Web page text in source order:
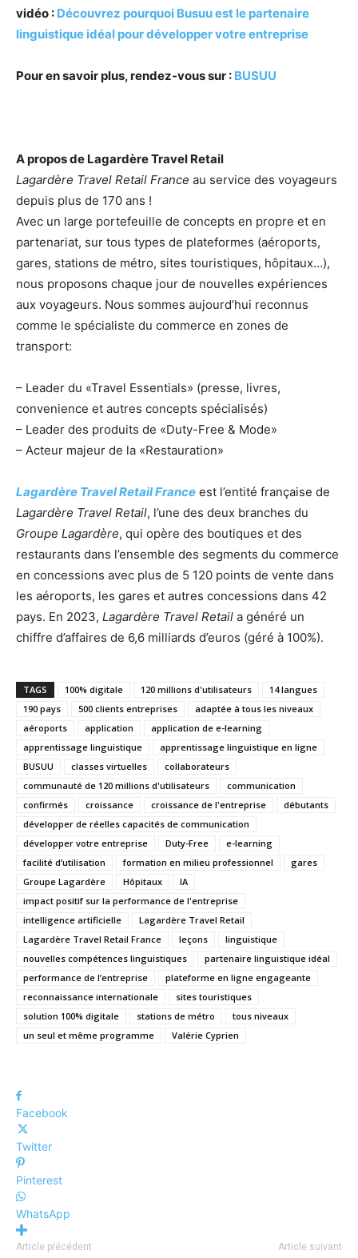
vidéo : Découvrez pourquoi Busuu est le partenaire
linguistique idéal pour développer votre entreprise
Pour en savoir plus, rendez-vous sur : BUSUU
A propos de Lagardère Travel Retail
Lagardère Travel Retail France au service des voyageurs
depuis plus de 170 ans !
Avec un large portefeuille de concepts en propre et en
partenariat, sur tous types de plateformes (aéroports,
gares, stations de métro, sites touristiques, hôpitaux…),
nous proposons chaque jour de nouvelles expériences
aux voyageurs. Nous sommes aujourd’hui reconnus
comme le spécialiste du commerce en zones de
transport:
– Leader du «Travel Essentials» (presse, livres,
convenience et autres concepts spécialisés)
– Leader des produits de «Duty-Free & Mode»
– Acteur majeur de la «Restauration»
Lagardère Travel Retail France est l’entité française de
Lagardère Travel Retail, l’une des deux branches du
Groupe Lagardère, qui opère des boutiques et des
restaurants dans l’ensemble des segments du commerce
en concessions avec plus de 5 120 points de vente dans
les aéroports, les gares et autres concessions dans 42
pays. En 2023, Lagardère Travel Retail a généré un
chiffre d’affaires de 6,6 milliards d’euros (géré à 100%).
TAGS 100% digitale 120 millions d'utilisateurs
14 langues
190 pays
500 clients entreprises
adaptée à tous les niveaux
aéroports
application
application de e-learning
apprentissage linguistique
apprentissage linguistique en ligne
BUSUU
classes virtuelles
collaborateurs
communauté de 120 millions d'utilisateurs
communication
confirmés
croissance croissance de l'entreprise
débutants
développer de réelles capacités de communication
développer votre entreprise
Duty-Free
e-learning
facilité d’utilisation
formation en milieu professionnel
gares
Groupe Lagardère
Hôpitaux
IA
impact positif sur la performance de l'entreprise
intelligence artificielle
Lagardère Travel Retail
Lagardère Travel Retail France
leçons
linguistique
nouvelles compétences linguistiques
partenaire linguistique idéal
performance de l’entreprise
plateforme en ligne engageante
reconnaissance internationale
sites touristiques
solution 100% digitale
stations de métro
tous niveaux
un seul et même programme
Valérie Cyprien
Facebook
Twitter
Pinterest
WhatsApp
Article précédent Article suivant